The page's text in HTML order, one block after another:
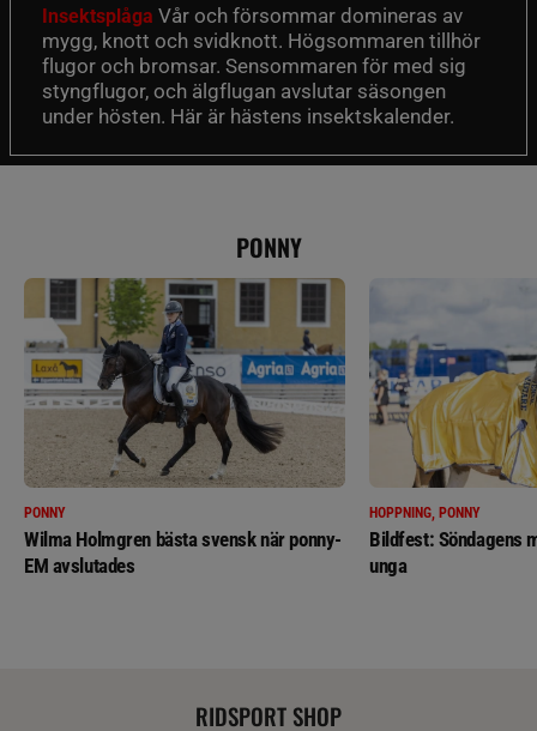
Insektsplåga Vår och försommar domineras av
mygg, knott och svidknott. Högsommaren tillhör
flugor och bromsar. Sensommaren för med sig
styngflugor, och älgflugan avslutar säsongen
under hösten. Här är hästens insektskalender.
PONNY
PONNY
Wilma Holmgren bästa svensk när ponny-
EM avslutades
HOPPNING, PONNY
Bildfest: Söndagens
unga
RIDSPORT SHOP